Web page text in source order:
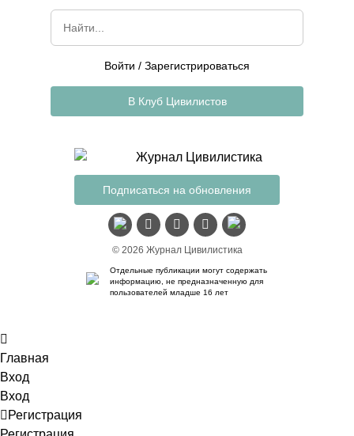
Подписаться на обновления
© 2026 Журнал Цивилистика
Отдельные публикации могут содержать
информацию, не предназначенную для
пользователей младше 16 лет
Войти / Зарегистрироваться
В Клуб Цивилистов
Главная
Вход
Вход
Регистрация